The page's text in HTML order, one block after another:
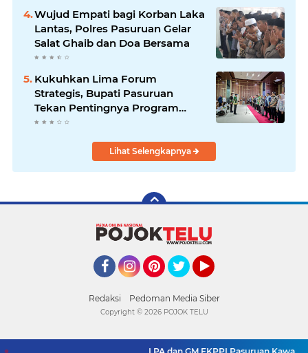
Wujud Empati bagi Korban Laka
Lantas, Polres Pasuruan Gelar
Salat Ghaib dan Doa Bersama
Kukuhkan Lima Forum
Strategis, Bupati Pasuruan
Tekan Pentingnya Program
Nyata untuk Rakyat
Lihat Selengkapnya
Redaksi Pedoman Media Siber
Copyright © 2026 POJOK TELU